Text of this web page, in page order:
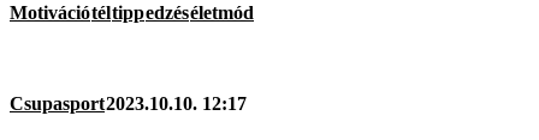
Motivációtéltippedzéséletmód
Csupasport2023.10.10. 12:17